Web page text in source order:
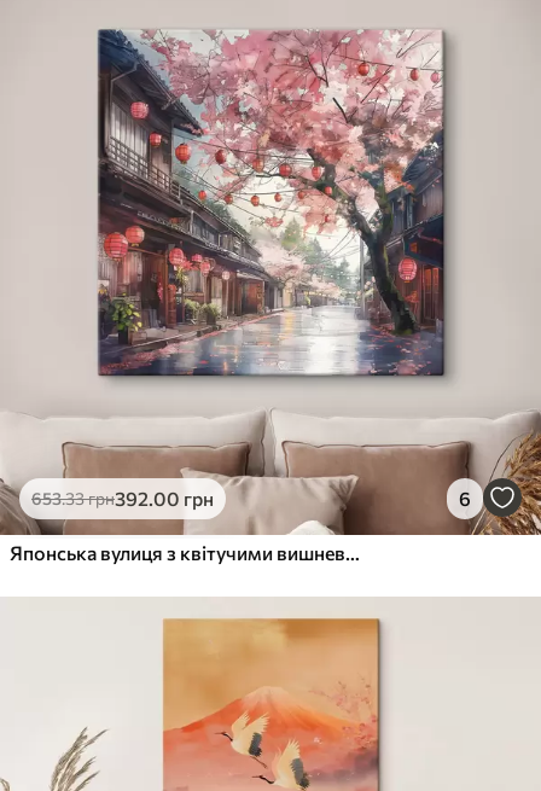
Поверхня з текстурою полотна
Екологічний матеріал
653.33грн392.00 грн 6
Японська вулиця з квітучими вишневими деревами, східна архітектура, ліхтарі